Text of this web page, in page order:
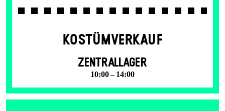
KOSTÜMVERKAUF
ZENTRALLAGER
10:00 – 14:00